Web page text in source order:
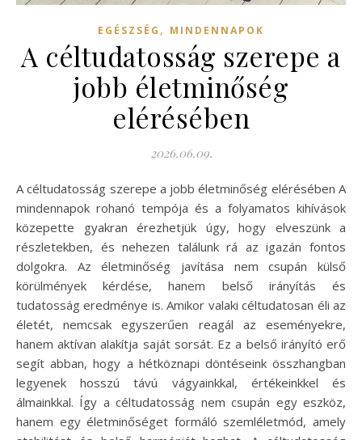
EGÉSZSÉG , MINDENNAPOK
A céltudatosság szerepe a
jobb életminőség
elérésében
2026.06.09.
A céltudatosság szerepe a jobb életminőség elérésében A
mindennapok rohanó tempója és a folyamatos kihívások
közepette gyakran érezhetjük úgy, hogy elveszünk a
részletekben, és nehezen találunk rá az igazán fontos
dolgokra. Az életminőség javítása nem csupán külső
körülmények kérdése, hanem belső irányítás és
tudatosság eredménye is. Amikor valaki céltudatosan éli az
életét, nemcsak egyszerűen reagál az eseményekre,
hanem aktívan alakítja saját sorsát. Ez a belső irányító erő
segít abban, hogy a hétköznapi döntéseink összhangban
legyenek hosszú távú vágyainkkal, értékeinkkel és
álmainkkal. Így a céltudatosság nem csupán egy eszköz,
hanem egy életminőséget formáló szemléletmód, amely